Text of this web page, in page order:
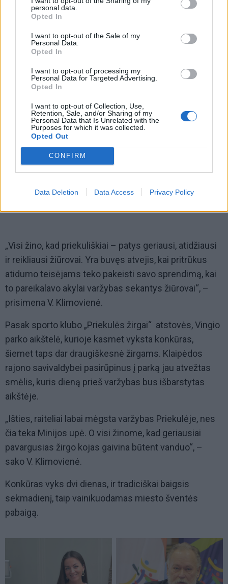
personal data.
Opted In
I want to opt-out of the Sale of my
Personal Data.
Opted In
I want to opt-out of processing my
Personal Data for Targeted Advertising.
Opted In
I want to opt-out of Collection, Use,
Retention, Sale, and/or Sharing of my
Personal Data that Is Unrelated with the
Purposes for which it was collected.
Opted Out
CONFIRM
Data Deletion Data Access Privacy Policy
konkūras, kuris prasidės šeštadienį, pasak jo
jame gali dalyvauti visi – nuo paties mažiausio, vos tik
žirgų sportą pradedančio vaiko, iki garbaus amžiaus
senjoro.
„Visi žino, kad priekuliškiai – patys geriausi, atidžiausi
ir reikliausi žiūrovai. Yra buvęs atvejis, kai pritrūkus
atidumo teisėjams teko pakeisti savo sprendimą, kai
to pareikalavo akylai varžybas sekantys žiūrovai“, –
prisimena V. Klimovienė.
Pasak sporto klubo „Priekulės žirgai“ atstovės, Vingio
parko aikštelė, kurioje kasmet vyksta konkūras,
šiemet taps dar draugiškesnė žirgams. Klaipėdos
rajono savivaldybei pasirūpinus į parką jau atvežtas
smėlis, kuris dieną prieš varžybas bus išbarstytas
aikštėje.
„Išties, raiteliai labai mėgsta varžybas Priekulėje, nes
čia teka Minijos upė. O visi žinome, kad geriausiai
pavargusias žirgo kojas gaivina būtent vanduo“, –
sako V. Klimovienė.
Konkūras vyks dvi dienas, ir tradiciškai baigsis
sekmadienį, taip vainikuodamas miesto šventės
pabaigą.